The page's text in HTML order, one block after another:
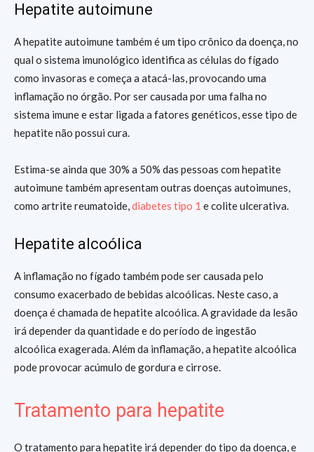
Hepatite autoimune
A hepatite autoimune também é um tipo crônico da doença, no
qual o sistema imunológico identifica as células do fígado
como invasoras e começa a atacá-las, provocando uma
inflamação no órgão. Por ser causada por uma falha no
sistema imune e estar ligada a fatores genéticos, esse tipo de
hepatite não possui cura.
Estima-se ainda que 30% a 50% das pessoas com hepatite
autoimune também apresentam outras doenças autoimunes,
como artrite reumatoide,diabetes tipo 1 e colite ulcerativa.
Hepatite alcoólica
A inflamação no fígado também pode ser causada pelo
consumo exacerbado de bebidas alcoólicas. Neste caso, a
doença é chamada de hepatite alcoólica. A gravidade da lesão
irá depender da quantidade e do período de ingestão
alcoólica exagerada. Além da inflamação, a hepatite alcoólica
pode provocar acúmulo de gordura e cirrose.
Tratamento para hepatite
O tratamento para hepatite irá depender do tipo da doença, e